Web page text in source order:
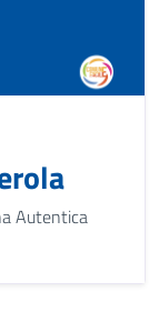
Autentica
SERINA